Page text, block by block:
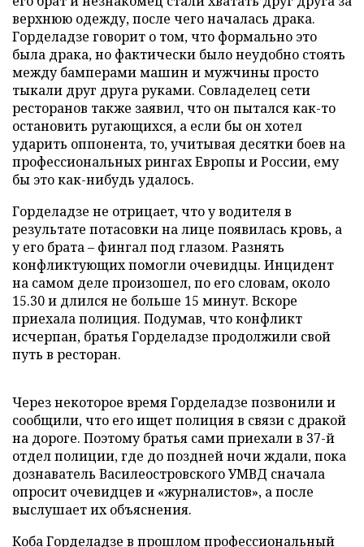
верхнюю одежду, после чего началась драка.
Горделадзе говорит о том, что формально это
была драка, но фактически было неудобно стоять
между бамперами машин и мужчины просто
тыкали друг друга руками. Совладелец сети
ресторанов также заявил, что он пытался как-то
остановить ругающихся, а если бы он хотел
ударить оппонента, то, учитывая десятки боев на
профессиональных рингах Европы и России, ему
бы это как-нибудь удалось.
Горделадзе не отрицает, что у водителя в
результате потасовки на лице появилась кровь, а
у его брата – фингал под глазом. Разнять
конфликтующих помогли очевидцы. Инцидент
на самом деле произошел, по его словам, около
15.30 и длился не больше 15 минут. Вскоре
приехала полиция. Подумав, что конфликт
исчерпан, братья Горделадзе продолжили свой
путь в ресторан.
Через некоторое время Горделадзе позвонили и
сообщили, что его ищет полиция в связи с дракой
на дороге. Поэтому братья сами приехали в 37-й
отдел полиции, где до поздней ночи ждали, пока
дознаватель Василеостровского УМВД сначала
опросит очевидцев и «журналистов», а после
выслушает их объяснения.
Коба Горделадзе в прошлом профессиональный